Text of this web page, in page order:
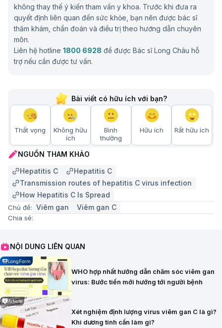
không thay thế ý kiến tham vấn y khoa. Trước khi đưa ra
quyết định liên quan đến sức khỏe, bạn nên được bác sĩ
thăm khám, chẩn đoán và điều trị theo hướng dẫn chuyên
môn.
Liên hệ hotline 1800 6928 để được Bác sĩ Long Châu hỗ
trợ nếu cần được tư vấn.
Bài viết có hữu ích với bạn?
Thất vọng
Không hữu
ích
Bình
thường
Hữu ích Rất hữu ích
NGUỒN THAM KHẢO
Hepatitis C
Hepatitis C
Transmission routes of hepatitis C virus infection
How Hepatitis C Is Spread
Chủ đề: Viêm gan Viêm gan C
Chia sẻ:
NỘI DUNG LIÊN QUAN
LongForm
WHO hợp nhất hướng dẫn chăm sóc viêm gan
virus: Bước tiến mới hướng tới người bệnh
Article
Xét nghiệm định lượng virus viêm gan C là gì?
Khi dương tính cần làm gì?